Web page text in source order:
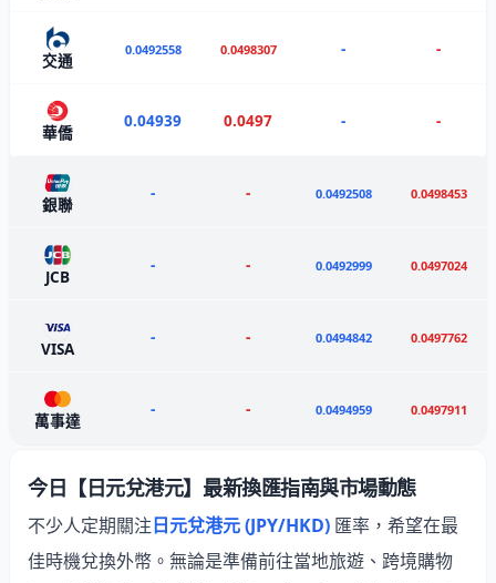
交通
0.0492558 0.0498307 - -
華僑
0.04939 0.0497 - -
銀聯
- - 0.0492508 0.0498453
JCB
- - 0.0492999 0.0497024
VISA
- - 0.0494842 0.0497762
萬事達
- - 0.0494959 0.0497911
今日【日元兌港元】最新換匯指南與市場動態
不少人定期關注日元兌港元 (JPY/HKD) 匯率，希望在最
佳時機兌換外幣。無論是準備前往當地旅遊、跨境購物